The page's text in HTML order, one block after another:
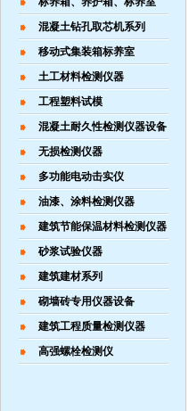
混凝土钻孔取芯机系列
移动式集装箱标养室
土工材料检测仪器
工程塑料试模
混凝土耐久性检测仪器设备
无损检测仪器
多功能电动击实仪
油漆、涂料检测仪器
建筑节能保温材料检测仪器
砂浆试验仪器
建筑建材系列
砌墙砖专用仪器设备
建筑工程质量检测仪器
高强螺栓检测仪